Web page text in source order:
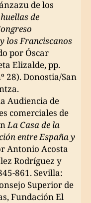
de los
de
los Franciscanos
por Óscar
Elizalde, pp.
28). Donostia/San
Audiencia de
comerciales de
La Casa de la
entre España y
Antonio Acosta
Rodríguez y
861. Sevilla:
Superior de
Fundación El